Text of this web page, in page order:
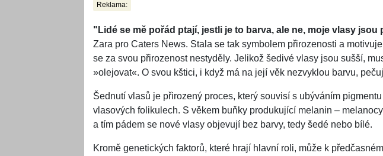
Reklama:
"Lidé se mě pořád ptají, jestli je to barva, ale ne, moje vlasy jsou
Zara pro Caters News. Stala se tak symbolem přirozenosti a
se za svou přirozenost nestyděly. Jelikož šedivé vlasy jsou sušší,
»olejovat«. O svou kštici, i když má na její věk nezvyklou barvu,
Šednutí vlasů je přirozený proces, který souvisí s ubýváním
vlasových folikulech. S věkem buňky produkující melanin –
a tím pádem se nové vlasy objevují bez barvy, tedy šedé nebo bílé.
Kromě genetických faktorů, které hrají hlavní roli, může k